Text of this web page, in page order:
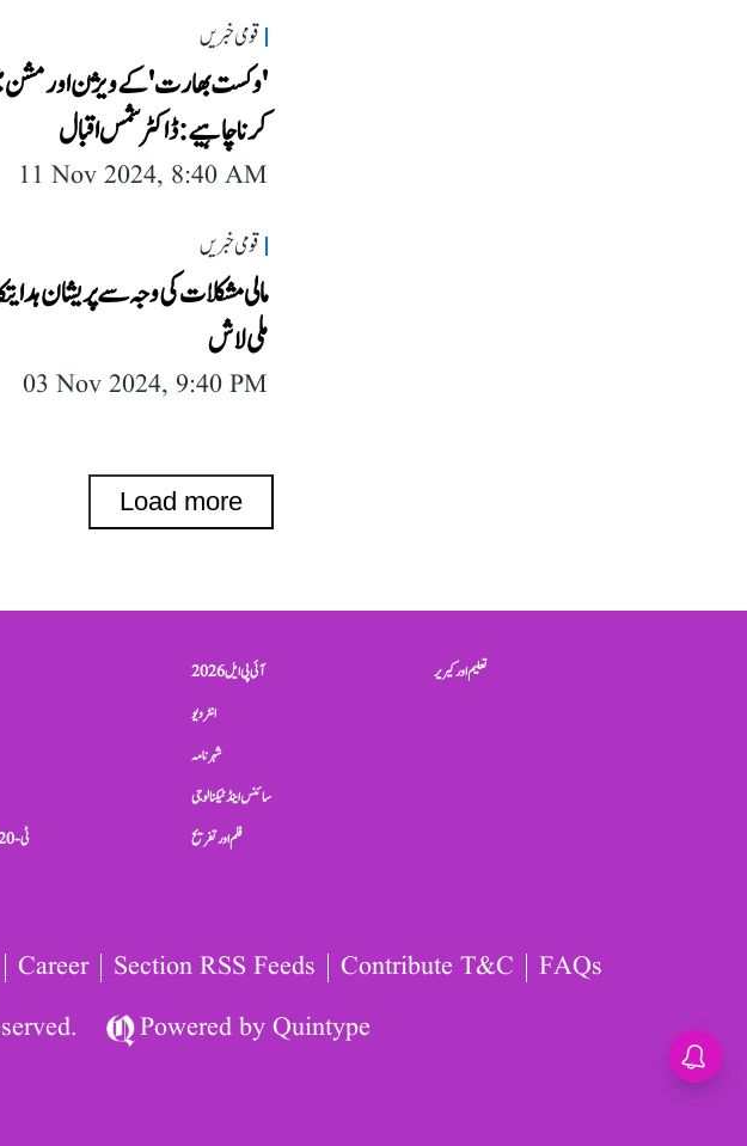
قومی خبریں
'وکست بھارت' کے ویژن اور مشن
کرنا چاہیے: ڈاکٹر شمس اقبال
11 Nov 2024, 8:40 AM
قومی خبریں
مالی مشکلات کی وجہ سے پریشان
ملی لاش
03 Nov 2024, 9:40 PM
Load more
ٹی-20 عالمی کپ 2026
آئی پی ایل 2026
انٹرویو
شہرنامہ
سائنس اینڈ ٹیکنالوجی
فلم اور تفریح
تعلیم اور کیریر
Career Section RSS Feeds Contribute T&C
FAQs
Powered byQuintype